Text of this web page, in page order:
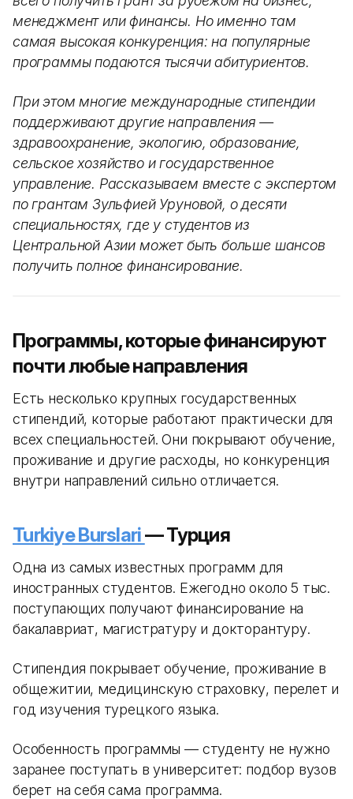
менеджмент или финансы. Но именно там
самая высокая конкуренция: на популярные
программы подаются тысячи абитуриентов.
При этом многие международные стипендии
поддерживают другие направления —
здравоохранение, экологию, образование,
сельское хозяйство и государственное
управление. Рассказываем вместе с экспертом
по грантам Зульфией Уруновой, о десяти
специальностях, где у студентов из
Центральной Азии может быть больше шансов
получить полное финансирование.
Программы, которые финансируют
почти любые направления
Есть несколько крупных государственных
стипендий, которые работают практически для
всех специальностей. Они покрывают обучение,
проживание и другие расходы, но конкуренция
внутри направлений сильно отличается.
Turkiye Burslari— Турция
Одна из самых известных программ для
иностранных студентов. Ежегодно около 5 тыс.
поступающих получают финансирование на
бакалавриат, магистратуру и докторантуру.
Стипендия покрывает обучение, проживание в
общежитии, медицинскую страховку, перелет и
год изучения турецкого языка.
Особенность программы — студенту не нужно
заранее поступать в университет: подбор вузов
берет на себя сама программа.